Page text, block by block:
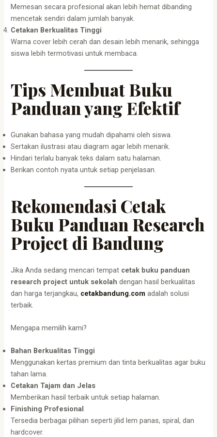
Memesan secara profesional akan lebih hemat dibanding
mencetak sendiri dalam jumlah banyak.
Cetakan Berkualitas Tinggi
Warna cover lebih cerah dan desain lebih menarik, sehingga
siswa lebih termotivasi untuk membaca.
Tips Membuat Buku
Panduan yang Efektif
Gunakan bahasa yang mudah dipahami oleh siswa.
Sertakan ilustrasi atau diagram agar lebih menarik.
Hindari terlalu banyak teks dalam satu halaman.
Berikan contoh nyata untuk setiap penjelasan.
Rekomendasi Cetak
Buku Panduan Research
Project di Bandung
Jika Anda sedang mencari tempat cetak buku panduan
research project untuk sekolah dengan hasil berkualitas
dan harga terjangkau, cetakbandung.com adalah solusi
terbaik.
Mengapa memilih kami?
Bahan Berkualitas Tinggi
Menggunakan kertas premium dan tinta berkualitas agar buku
tahan lama.
Cetakan Tajam dan Jelas
Memberikan hasil terbaik untuk setiap halaman.
Finishing Profesional
Tersedia berbagai pilihan seperti jilid lem panas, spiral, dan
hardcover.